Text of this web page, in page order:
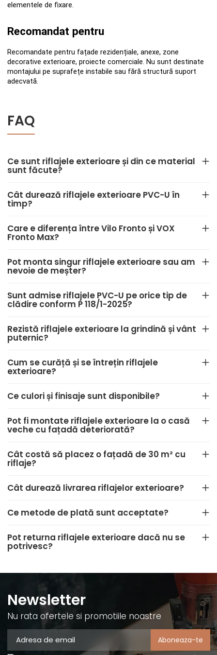
elementele de fixare.
Recomandat pentru
Recomandate pentru fațade rezidențiale, anexe, zone
decorative exterioare, proiecte comerciale. Nu sunt destinate
montajului pe suprafețe instabile sau fără structură suport
adecvată.
FAQ
Ce sunt riflajele exterioare și din ce material
sunt făcute?
Cât durează riflajele exterioare PVC-U în
timp?
Care e diferența între Vilo Fronto și VOX
Fronto Max?
Pot monta singur riflajele exterioare sau am
nevoie de meșter?
Sunt admise riflajele PVC-U pe orice tip de
clădire conform P 118/1-2025?
Rezistă riflajele exterioare la grindină și vânt
puternic?
Cum se curăță și se întrețin riflajele
exterioare?
Ce culori și finisaje sunt disponibile?
Pot fi montate riflajele exterioare la o casă
veche cu fațadă deteriorată?
Cât costă să placez o fațadă de 30 m² cu
riflaje?
Cât durează livrarea riflajelor exterioare?
Ce metode de plată sunt acceptate?
Pot returna riflajele exterioare dacă nu se
potrivesc?
Newsletter
Nu rata ofertele si promotiile noastre